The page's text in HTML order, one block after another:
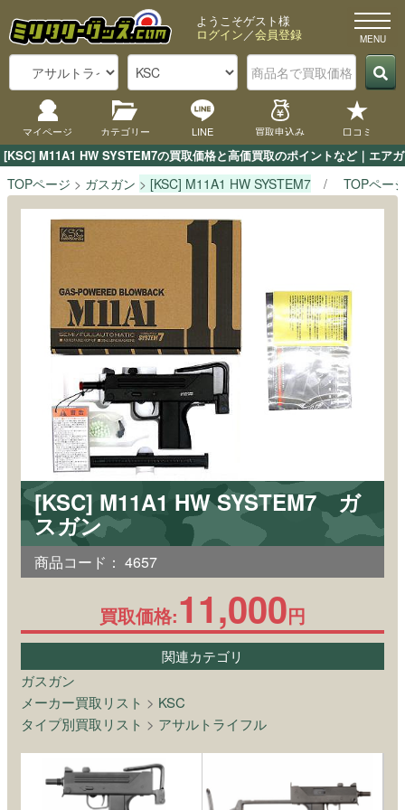
[KSC] M11A1 HW SYSTEM7の買取価格と高価買取のポイントなど｜エア
ようこそゲスト様
ログイン／会員登録
マイページ カテゴリー LINE 買取申込み 口コミ
TOPページ ガスガン [KSC] M11A1 HW SYSTEM7 TOPペー
[KSC] M11A1 HW SYSTEM7 ガ
スガン
商品コード： 4657
買取価格:11,000円
関連カテゴリ
ガスガン
メーカー買取リスト > KSC
タイプ別買取リスト > アサルトライフル